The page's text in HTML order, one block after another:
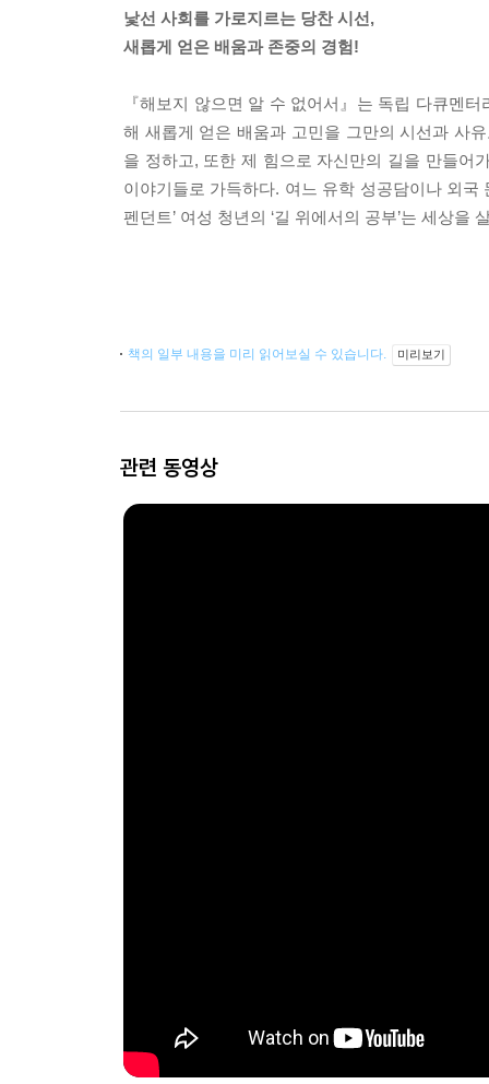
낯선 사회를 가로지르는 당찬 시선,
새롭게 얻은 배움과 존중의 경험!
『해보지 않으면 알 수 없어서』는 독립 다큐멘
해 새롭게 얻은 배움과 고민을 그만의 시선과 사
을 정하고, 또한 제 힘으로 자신만의 길을 만들어
이야기들로 가득하다. 여느 유학 성공담이나 외
펜던트’ 여성 청년의 ‘길 위에서의 공부’는 세상
책의 일부 내용을 미리 읽어보실 수 있습니다. 미리보기
관련 동영상